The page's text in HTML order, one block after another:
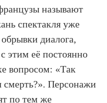
называют
спектакля уже
диалога,
этим её постоянно
вопросом: «Так
смерть?». Персонажи
по тем же